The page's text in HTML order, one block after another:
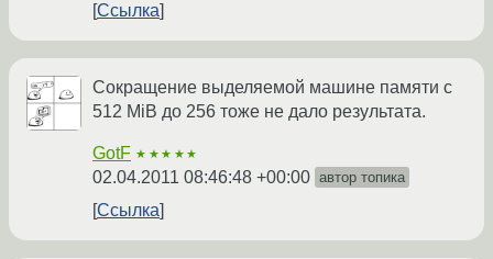
Ссылка
Сокращение выделяемой машине памяти с
512 MiB до 256 тоже не дало результата.
GotF ★★★★★
02.04.2011 08:46:48 +00:00 автор топика
Ссылка